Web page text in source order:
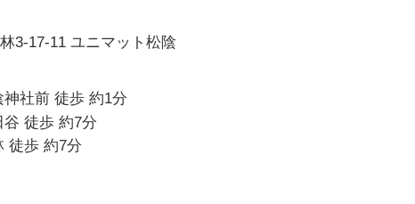
3-17-11 ユニマット松陰
社前 徒歩 約1分
徒歩 約7分
徒歩 約7分